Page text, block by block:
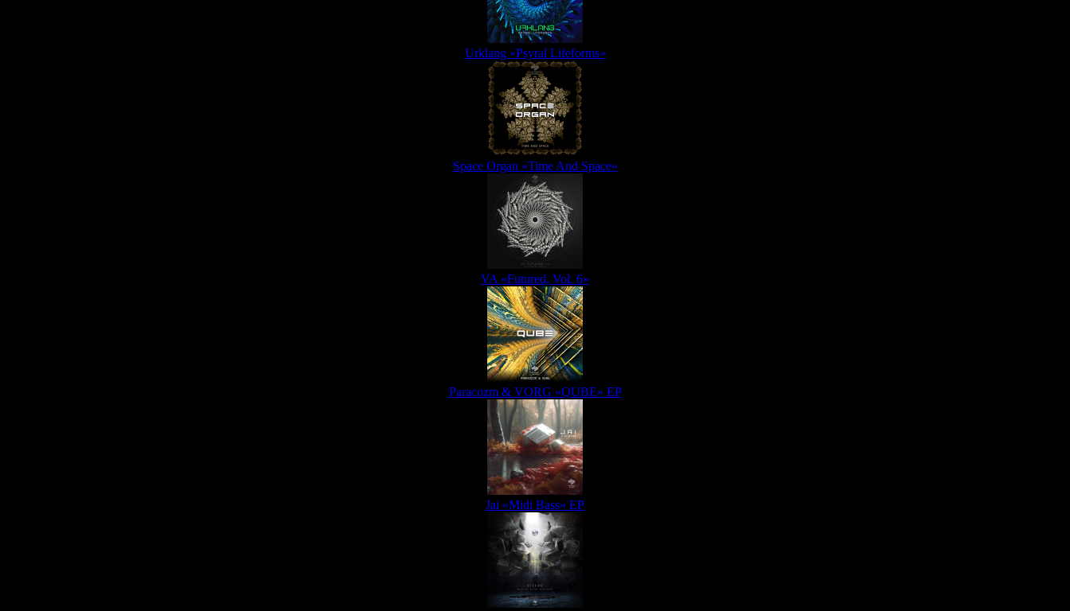
Urklang «Psyral Lifeforms»
Space Organ «Time And Space»
VA «Futured, Vol. 6»
Paracozm & VORG «QUBE» EP
Jai «Midi Bass» EP